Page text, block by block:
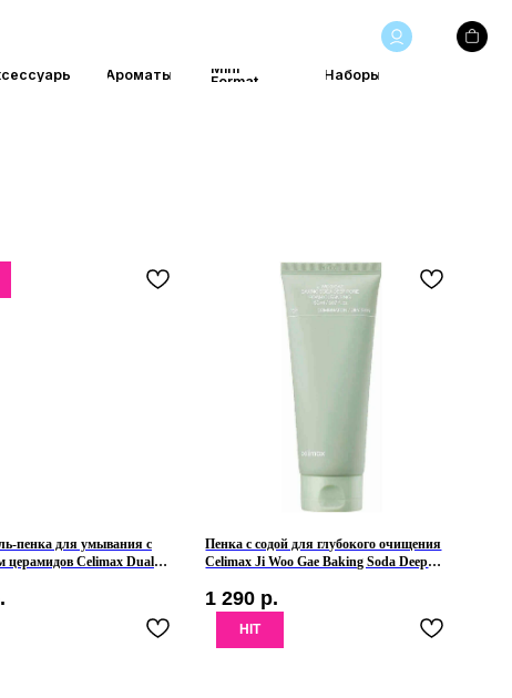
Format
Наборы
пенка для умывания с
церамидов Celimax Dual
Пенка с содой для глубокого очищения
Celimax Ji Woo Gae Baking Soda Deep
1 290 р.
HIT